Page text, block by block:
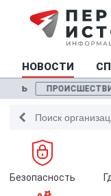
НОВОСТИ
ПРОИСШЕСТВИЯ
Безопасность